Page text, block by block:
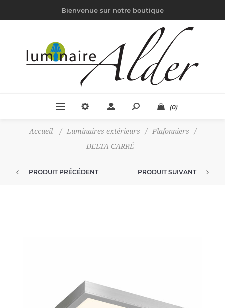
Bienvenue sur notre boutique
(0)
Accueil / Luminaires extérieurs / Plafonniers
/
DELTA CARRÉ
PRODUIT PRÉCÉDENT PRODUIT SUIVANT